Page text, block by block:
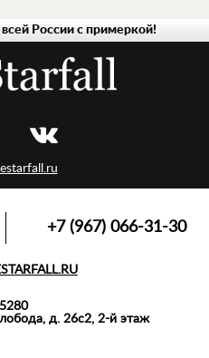
всей России с примеркой!
+7 (967) 066-31-30
д. 26с2, 2-й этаж